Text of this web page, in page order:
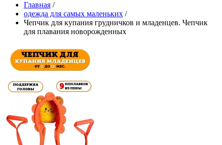
Главная /
одежда для самых маленьких /
Чепчик для купания грудничков и младенцев. Чепчик
для плавания новорожденных